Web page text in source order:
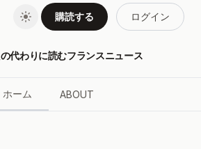
購読する ログイン
の代わりに読むフランスニュース
ホーム ABOUT